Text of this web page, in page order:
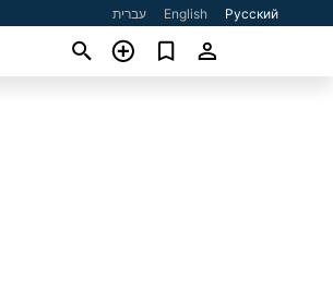
עברית English Русский